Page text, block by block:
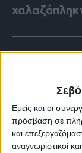
Εμείς και οι
πρόσβαση σε
και
αναγνωριστικοί